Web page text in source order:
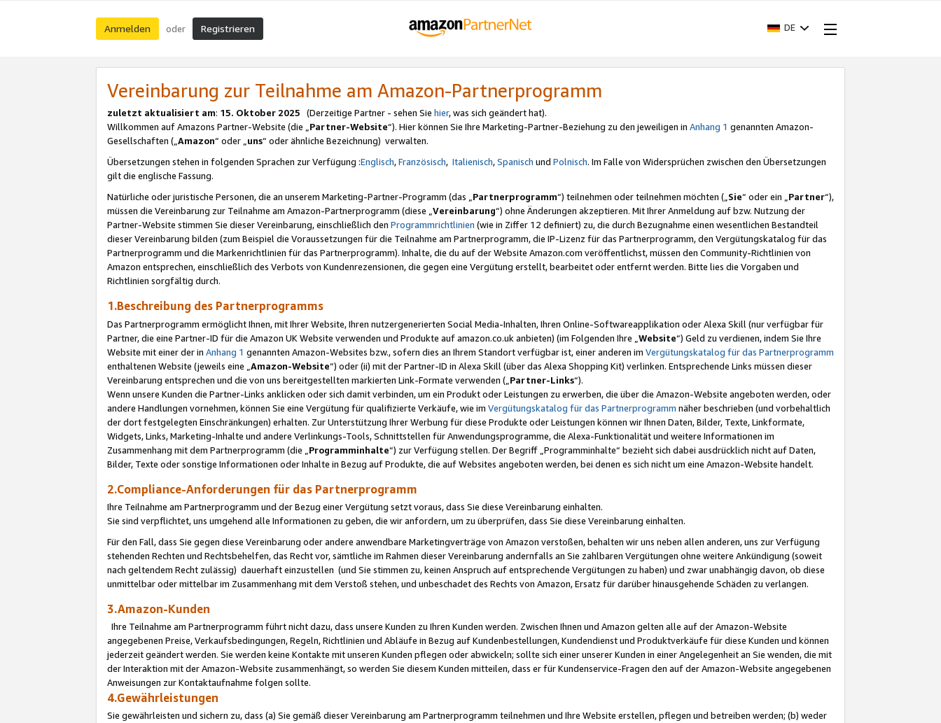
Anmelden oder Registrieren DE
Vereinbarung zur Teilnahme am Amazon-Partnerprogramm
zuletzt aktualisiert am: 15. Oktober 2025 (Derzeitige Partner - sehen Sie hier, was sich geändert hat).
Willkommen auf Amazons Partner-Website (die „Partner-Website“). Hier können Sie Ihre Marketing-Partner-Beziehung zu den jeweiligen in Anhang 1 genannten Amazon-
Gesellschaften („Amazon“ oder „uns“ oder ähnliche Bezeichnung) verwalten.
Übersetzungen stehen in folgenden Sprachen zur Verfügung :Englisch,Französisch, Italienisch,Spanisch und Polnisch. Im Falle von Widersprüchen zwischen den Übersetzungen
gilt die englische Fassung.
Natürliche oder juristische Personen, die an unserem Marketing-Partner-Programm (das „Partnerprogramm“) teilnehmen oder teilnehmen möchten („Sie“ oder ein „Partner“),
müssen die Vereinbarung zur Teilnahme am Amazon-Partnerprogramm (diese „Vereinbarung“) ohne Änderungen akzeptieren. Mit Ihrer Anmeldung auf bzw. Nutzung der
Partner-Website stimmen Sie dieser Vereinbarung, einschließlich den Programmrichtlinien (wie in Ziffer 12 definiert) zu, die durch Bezugnahme einen wesentlichen Bestandteil
dieser Vereinbarung bilden (zum Beispiel die Voraussetzungen für die Teilnahme am Partnerprogramm, die IP-Lizenz für das Partnerprogramm, den Vergütungskatalog für das
Partnerprogramm und die Markenrichtlinien für das Partnerprogramm). Inhalte, die du auf der Website Amazon.com veröffentlichst, müssen den Community-Richtlinien von
Amazon entsprechen, einschließlich des Verbots von Kundenrezensionen, die gegen eine Vergütung erstellt, bearbeitet oder entfernt werden. Bitte lies die Vorgaben und
Richtlinien sorgfältig durch.
1.Beschreibung des Partnerprogramms
Das Partnerprogramm ermöglicht Ihnen, mit Ihrer Website, Ihren nutzergenerierten Social Media-Inhalten, Ihren Online-Softwareapplikation oder Alexa Skill (nur verfügbar für
Partner, die eine Partner-ID für die Amazon UK Website verwenden und Produkte auf amazon.co.uk anbieten) (im Folgenden Ihre „ Website“) Geld zu verdienen, indem Sie Ihre
Website mit einer der in Anhang 1 genannten Amazon-Websites bzw., sofern dies an Ihrem Standort verfügbar ist, einer anderen im Vergütungskatalog für das Partnerprogramm
enthaltenen Website (jeweils eine „ Amazon-Website“) oder (ii) mit der Partner-ID in Alexa Skill (über das Alexa Shopping Kit) verlinken. Entsprechende Links müssen dieser
Vereinbarung entsprechen und die von uns bereitgestellten markierten Link-Formate verwenden („ Partner-Links“).
Wenn unsere Kunden die Partner-Links anklicken oder sich damit verbinden, um ein Produkt oder Leistungen zu erwerben, die über die Amazon-Website angeboten werden, oder
andere Handlungen vornehmen, können Sie eine Vergütung für qualifizierte Verkäufe, wie im Vergütungskatalog für das Partnerprogramm näher beschrieben (und vorbehaltlich
der dort festgelegten Einschränkungen) erhalten. Zur Unterstützung Ihrer Werbung für diese Produkte oder Leistungen können wir Ihnen Daten, Bilder, Texte, Linkformate,
Widgets, Links, Marketing-Inhalte und andere Verlinkungs-Tools, Schnittstellen für Anwendungsprogramme, die Alexa-Funktionalität und weitere Informationen im
Zusammenhang mit dem Partnerprogramm (die „ Programminhalte“) zur Verfügung stellen. Der Begriff „Programminhalte“ bezieht sich dabei ausdrücklich nicht auf Daten,
Bilder, Texte oder sonstige Informationen oder Inhalte in Bezug auf Produkte, die auf Websites angeboten werden, bei denen es sich nicht um eine Amazon-Website handelt.
2.Compliance-Anforderungen für das Partnerprogramm
Ihre Teilnahme am Partnerprogramm und der Bezug einer Vergütung setzt voraus, dass Sie diese Vereinbarung einhalten.
Sie sind verpflichtet, uns umgehend alle Informationen zu geben, die wir anfordern, um zu überprüfen, dass Sie diese Vereinbarung einhalten.
Für den Fall, dass Sie gegen diese Vereinbarung oder andere anwendbare Marketingverträge von Amazon verstoßen, behalten wir uns neben allen anderen, uns zur Verfügung
stehenden Rechten und Rechtsbehelfen, das Recht vor, sämtliche im Rahmen dieser Vereinbarung andernfalls an Sie zahlbaren Vergütungen ohne weitere Ankündigung (soweit
nach geltendem Recht zulässig) dauerhaft einzustellen (und Sie stimmen zu, keinen Anspruch auf entsprechende Vergütungen zu haben) und zwar unabhängig davon, ob diese
unmittelbar oder mittelbar im Zusammenhang mit dem Verstoß stehen, und unbeschadet des Rechts von Amazon, Ersatz für darüber hinausgehende Schäden zu verlangen.
3.Amazon-Kunden
Ihre Teilnahme am Partnerprogramm führt nicht dazu, dass unsere Kunden zu Ihren Kunden werden. Zwischen Ihnen und Amazon gelten alle auf der Amazon-Website
angegebenen Preise, Verkaufsbedingungen, Regeln, Richtlinien und Abläufe in Bezug auf Kundenbestellungen, Kundendienst und Produktverkäufe für diese Kunden und können
jederzeit geändert werden. Sie werden keine Kontakte mit unseren Kunden pflegen oder abwickeln; sollte sich einer unserer Kunden in einer Angelegenheit an Sie wenden, die mit
der Interaktion mit der Amazon-Website zusammenhängt, so werden Sie diesem Kunden mitteilen, dass er für Kundenservice-Fragen den auf der Amazon-Website angegebenen
Anweisungen zur Kontaktaufnahme folgen sollte.
4.Gewährleistungen
Sie gewährleisten und sichern zu, dass (a) Sie gemäß dieser Vereinbarung am Partnerprogramm teilnehmen und Ihre Website erstellen, pflegen und betreiben werden; (b) weder